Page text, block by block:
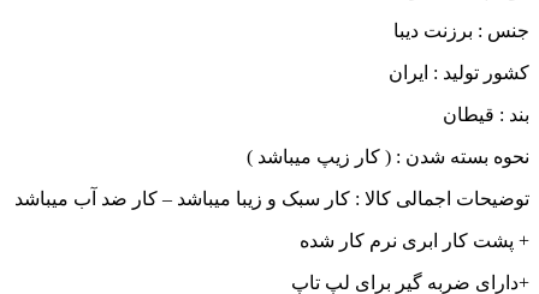
جنس : برزنت دیبا
کشور تولید : ایران
بند : قیطان
نحوه بسته شدن : ( کار زیپ میباشد )
توضیحات اجمالی کالا : کار سبک و زیبا میباشد – کار ضد آب میباشد
+ پشت کار ابری نرم کار شده
+دارای ضربه گیر برای لپ تاپ